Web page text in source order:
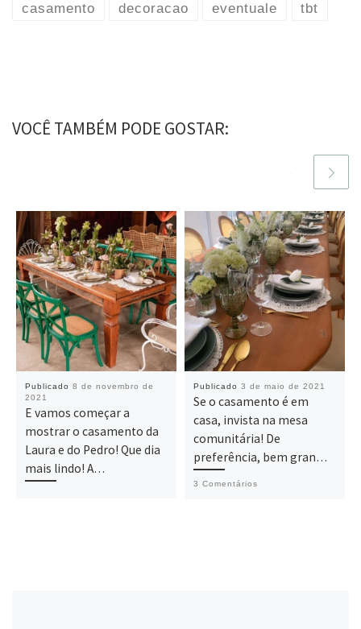
casamento decoracao eventuale tbt
VOCÊ TAMBÉM PODE GOSTAR:
Publicado8 de novembro de
2021
E vamos começar a
mostrar o casamento da
Laura e do Pedro! Que dia
mais lindo! A…
Publicado3 de maio de 2021
Se o casamento é em
casa, invista na mesa
comunitária! De
preferência, bem gran…
3 Comentários